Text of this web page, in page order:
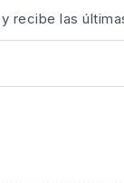
recibe las